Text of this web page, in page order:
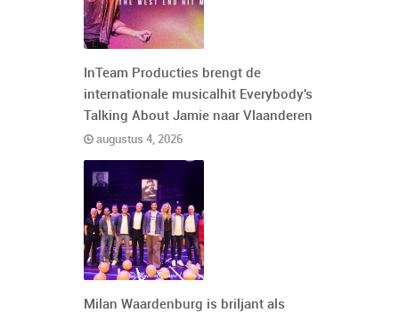
InTeam Producties brengt de
internationale musicalhit Everybody's
Talking About Jamie naar Vlaanderen
augustus 4, 2026
Milan Waardenburg is briljant als